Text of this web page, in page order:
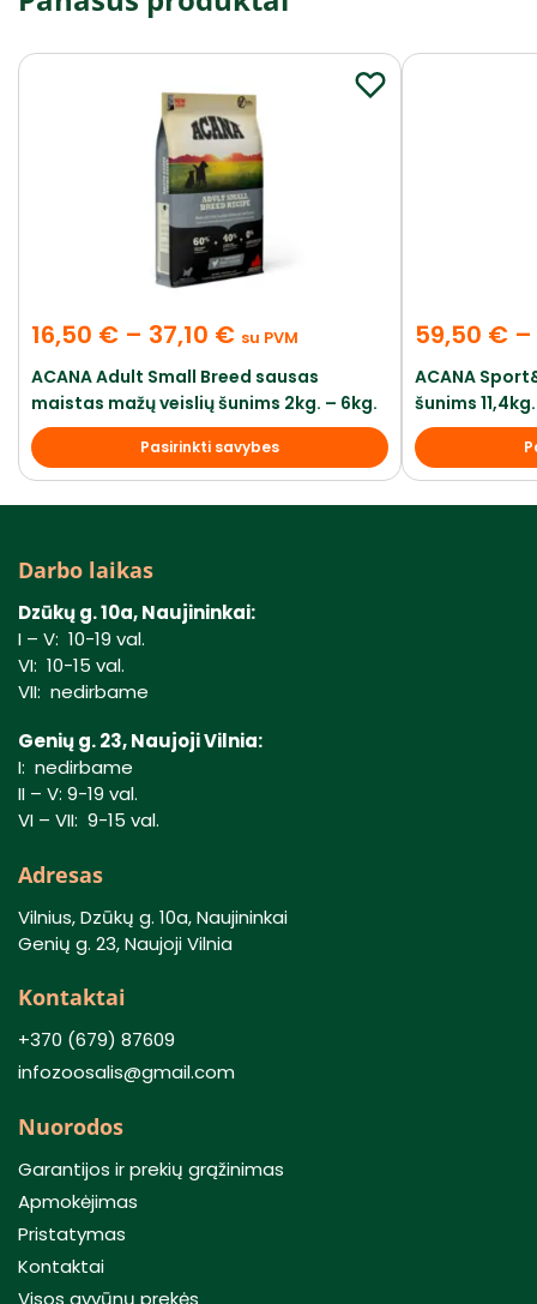
16,50 € – 37,10 € su PVM
ACANA Adult Small Breed sausas
maistas mažų veislių šunims 2kg. – 6kg.
Pasirinkti savybes
59,50 € –
ACANA
šunims
Darbo laikas
Dzūkų g. 10a, Naujininkai:
I – V: 10-19 val.
VI: 10-15 val.
VII: nedirbame
Genių g. 23, Naujoji Vilnia:
I: nedirbame
II – V: 9-19 val.
VI – VII: 9-15 val.
Adresas
Vilnius, Dzūkų g. 10a, Naujininkai
Genių g. 23, Naujoji Vilnia
Kontaktai
+370 (679) 87609
infozoosalis@gmail.com
Nuorodos
Garantijos ir prekių grąžinimas
Apmokėjimas
Pristatymas
Kontaktai
Visos gyvūnų prekės